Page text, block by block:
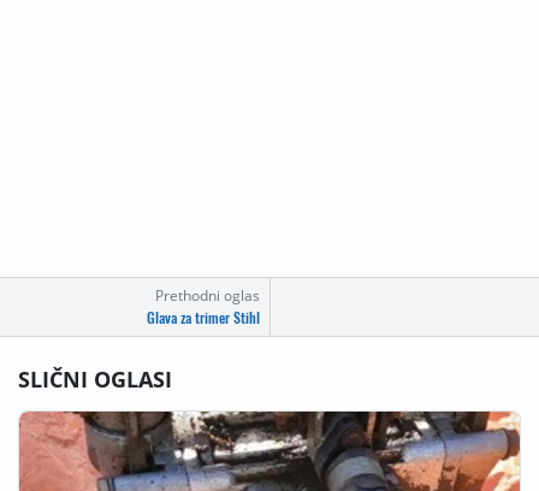
Prethodni oglas
Glava za trimer Stihl
SLIČNI OGLASI